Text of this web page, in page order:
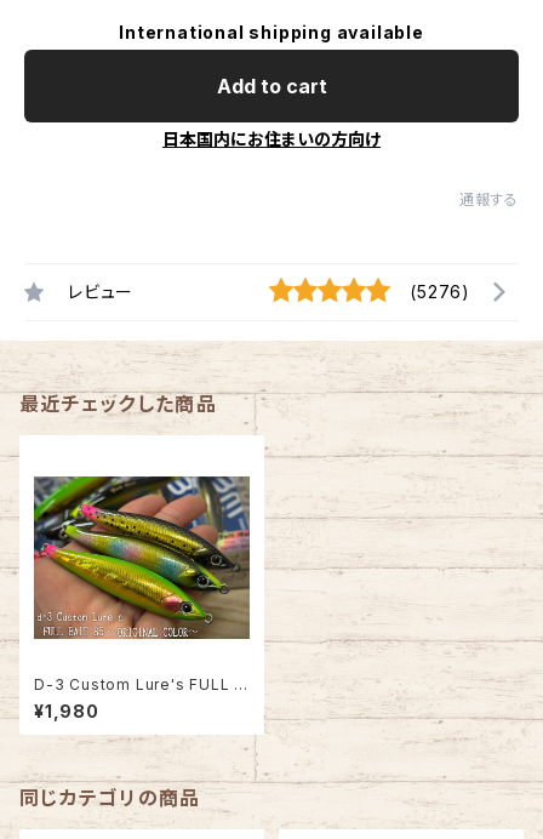
International shipping available
Add to cart
日本国内にお住まいの方向け
通報する
レビュー (5276)
最近チェックした商品
D-3 Custom Lure's FULL B
AIT オリカラ【2026年 新色追
加!!】
¥1,980
同じカテゴリの商品